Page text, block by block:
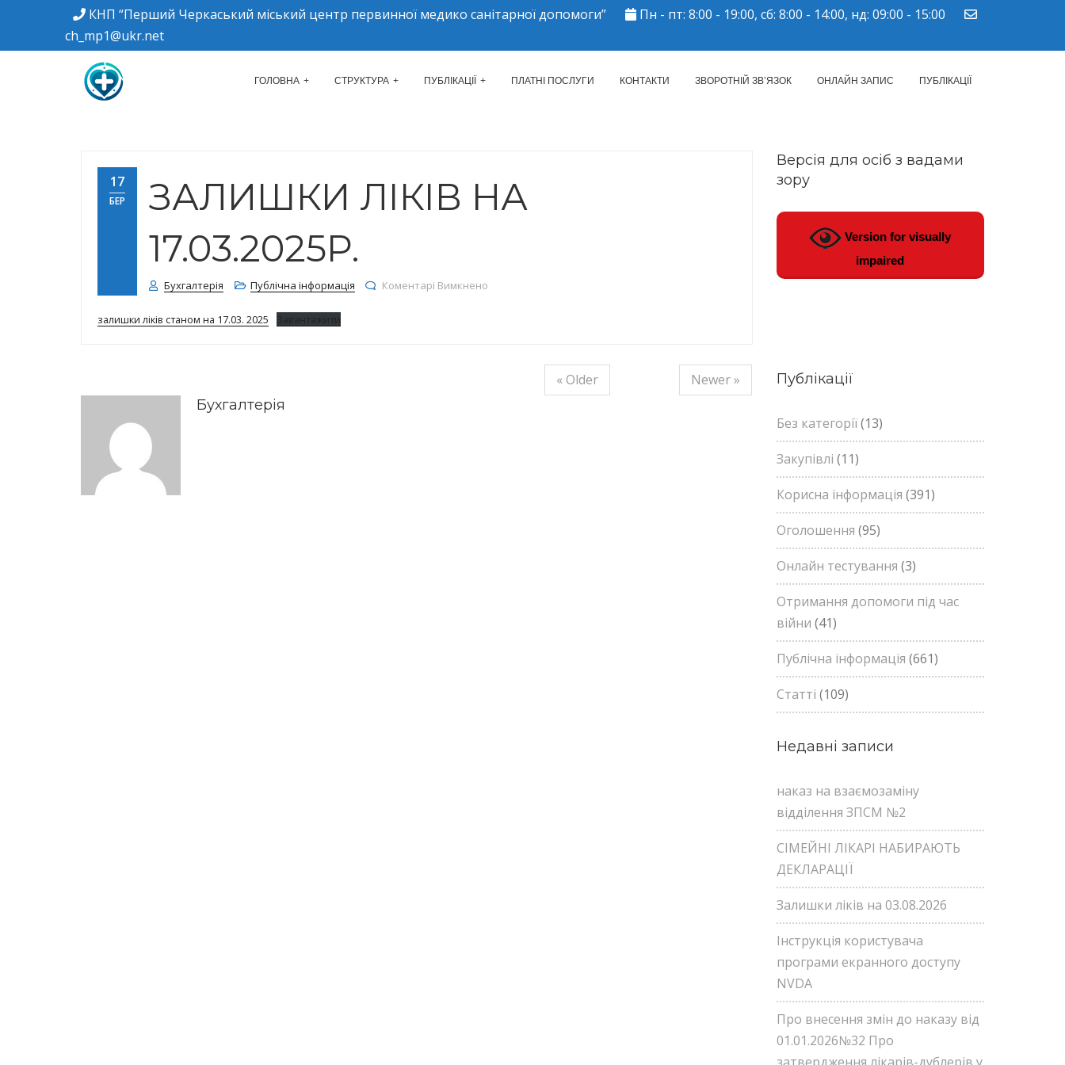
КНП “Перший Черкаський міський центр первинної медико санітарної допомоги”
Пн - пт: 8:00 - 19:00, сб: 8:00 - 14:00, нд: 09:00 - 15:00
ch_mp1@ukr.net
КНП "ПЕРШИЙ ЧЕРКАСЬКИЙ МІСЬКИЙ ЦЕНТР ПМСД"
ГОЛОВНА СТРУКТУРА ПУБЛІКАЦІЇ ПЛАТНІ ПОСЛУГИ КОНТАКТИ ЗВОРОТНІЙ ЗВ’ЯЗОК ОНЛАЙН ЗАПИС ПУБЛІКАЦІЇ
17
БЕР
ЗАЛИШКИ ЛІКІВ НА
17.03.2025Р.
Бухгалтерія Публічна інформація Коментарі Вимкнено
залишки ліків станом на 17.03. 2025 Завантажити
« Older
Newer »
Бухгалтерія
Версія для осіб з вадами
зору
Version for visually
impaired
Публікації
Без категорії(13)
Закупівлі (11)
Корисна інформація (391)
Оголошення (95)
Онлайн тестування (3)
Отримання допомоги під час
війни (41)
Публічна інформація (661)
Статті (109)
Недавні записи
наказ на взаємозаміну
відділення ЗПСМ №2
СІМЕЙНІ ЛІКАРІ НАБИРАЮТЬ
ДЕКЛАРАЦІЇ
Залишки ліків на 03.08.2026
Інструкція користувача
програми екранного доступу
NVDA
Про внесення змін до наказу від
01.01.2026№32 Про